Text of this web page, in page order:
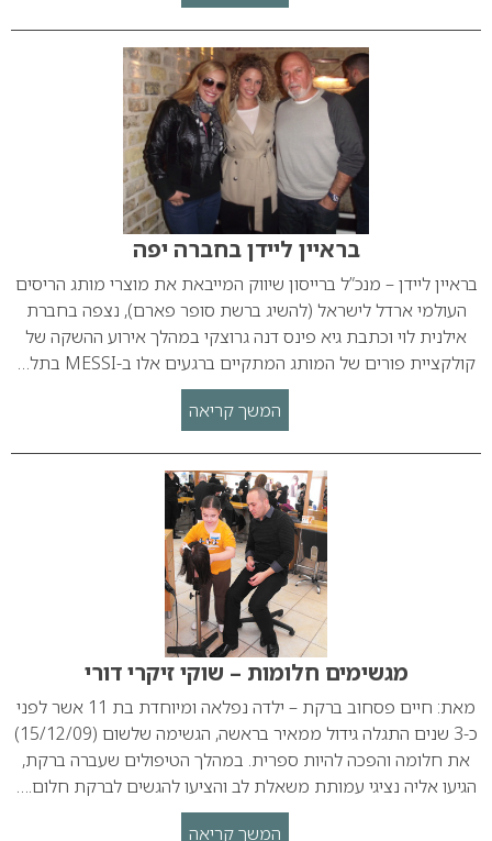
בראיין ליידן בחברה יפה
בראיין ליידן – מנכ”ל ברייסון שיווק המייבאת את מוצרי מותג הריסים
העולמי ארדל לישראל (להשיג ברשת סופר פארם), נצפה בחברת
אילנית לוי וכתבת גיא פינס דנה גרוצקי במהלך אירוע ההשקה של
קולקציית פורים של המותג המתקיים ברגעים אלו ב-MESSI בתל…
המשך קריאה
מגשימים חלומות – שוקי זיקרי דורי
מאת: חיים פסחוב ברקת – ילדה נפלאה ומיוחדת בת 11 אשר לפני
כ-3 שנים התגלה גידול ממאיר בראשה, הגשימה שלשום (15/12/09)
את חלומה והפכה להיות ספרית. במהלך הטיפולים שעברה ברקת,
הגיעו אליה נציגי עמותת משאלת לב והציעו להגשים לברקת חלום.…
המשך קריאה